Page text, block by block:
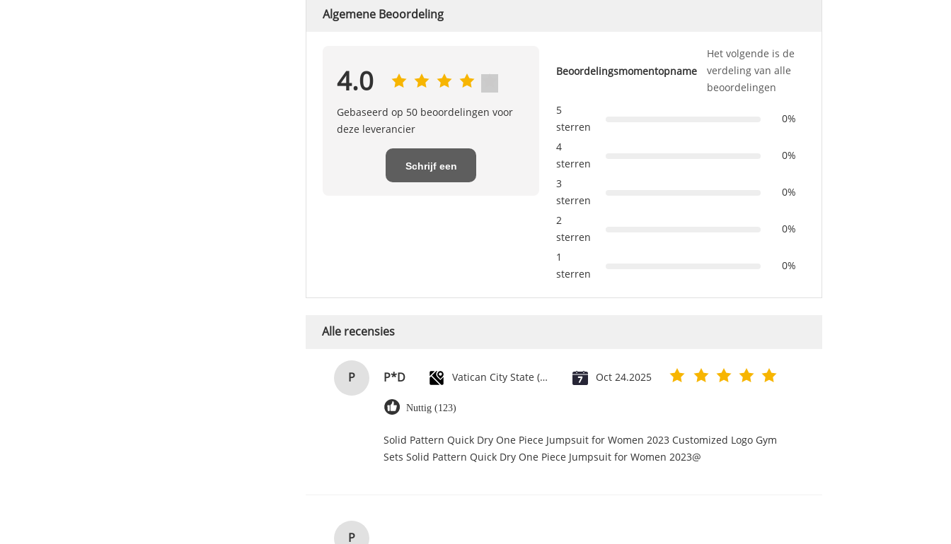
Algemene Beoordeling
4.0
Gebaseerd op 50 beoordelingen voor
deze leverancier
Schrijf een
Beoordelingsmomentopname
Het volgende is de
verdeling van alle
beoordelingen
5
sterren
0%
4
sterren
0%
3
sterren
0%
2
sterren
0%
1
sterren
0%
Alle recensies
P P*D Vatican City State (Holy See) Oct 24.2025
Nuttig (123)
Solid Pattern Quick Dry One Piece Jumpsuit for Women 2023 Customized Logo Gym
Sets Solid Pattern Quick Dry One Piece Jumpsuit for Women 2023@
P